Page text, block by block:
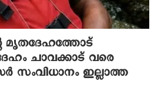
മൃതദേഹത്തോട്
ചാവക്കാട് വരെ
സംവിധാനം ഇല്ലാത്ത